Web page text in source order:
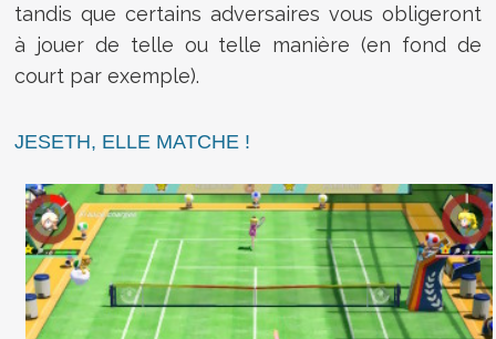
tandis que certains adversaires vous obligeront
à jouer de telle ou telle manière (en fond de
court par exemple).
JESETH, ELLE MATCHE !